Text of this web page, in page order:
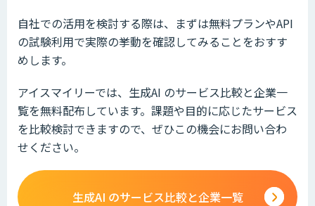
自社での活用を検討する際は、まずは無料プランやAPI
の試験利用で実際の挙動を確認してみることをおすす
めします。
アイスマイリーでは、生成AI のサービス比較と企業一
覧を無料配布しています。課題や目的に応じたサービス
を比較検討できますので、ぜひこの機会にお問い合わ
せください。
生成AI のサービス比較と企業一覧